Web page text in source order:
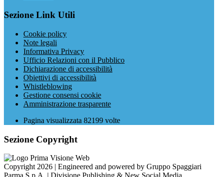
Sezione Link Utili
Cookie policy
Note legali
Informativa Privacy
Ufficio Relazioni con il Pubblico
Dichiarazione di accessibilità
Obiettivi di accessibilità
Whistleblowing
Gestione consensi cookie
Amministrazione trasparente
Pagina visualizzata 82199 volte
Sezione Copyright
Copyright 2026 | Engineered and powered by Gruppo Spaggiari